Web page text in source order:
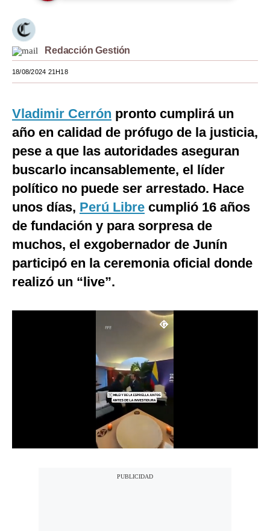
Lujo
Viajes
Moda
Estilos
Mundo
EEUU
España
Internacional
Club del Suscriptor
Redacción Gestión
18/08/2024 21H18
Vladimir Cerrón pronto cumplirá un
año en calidad de prófugo de la justicia,
pese a que las autoridades aseguran
buscarlo incansablemente, el líder
político no puede ser arrestado. Hace
unos días, Perú Libre cumplió 16 años
de fundación y para sorpresa de
muchos, el exgobernador de Junín
participó en la ceremonia oficial donde
realizó un “live”.